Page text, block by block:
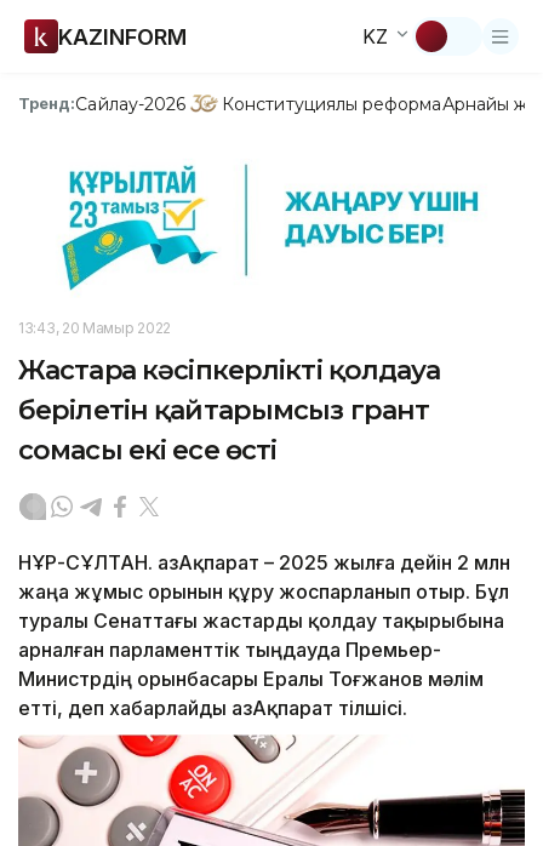
KAZINFORM KZ
Тренд:Сайлау-2026 Конституциялық реформаАрнайы
13:43, 20 Мамыр 2022
Жастарға кәсіпкерлікті қолдауға
берілетін қайтарымсыз грант
сомасы екі есе өсті
НҰР-СҰЛТАН. ҚазАқпарат – 2025 жылға дейін 2 млн
жаңа жұмыс орынын құру жоспарланып отыр. Бұл
туралы Сенаттағы жастарды қолдау тақырыбына
арналған парламенттік тыңдауда Премьер-
Министрдің орынбасары Ералы Тоғжанов мәлім
етті, деп хабарлайды ҚазАқпарат тілшісі.